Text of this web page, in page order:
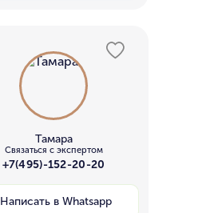
Тамара
Связаться с экспертом
+7(495)-152-20-20
Написать в Whatsapp